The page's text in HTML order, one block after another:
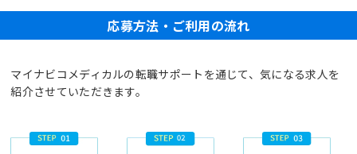
応募方法・ご利用の流れ
マイナビコメディカルの転職サポートを通じて、気になる求人を
紹介させていただきます。